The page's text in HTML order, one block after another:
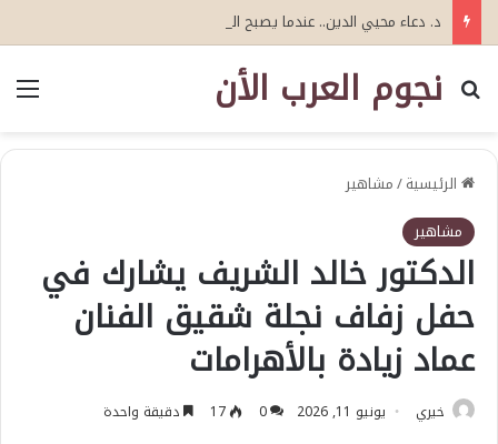
نجوم العرب الأن
بحث عن
الرئيسية/مشاهير
مشاهير
الدكتور خالد الشريف يشارك في
حفل زفاف نجلة شقيق الفنان
عماد زيادة بالأهرامات
خيري يونيو 11, 2026 0
17 دقيقة واحدة